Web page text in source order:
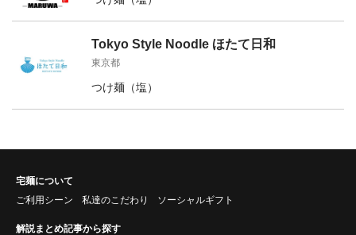
Tokyo Style Noodle ほたて日和
東京都
つけ麺（塩）
宅麺について
ご利用シーン
私達のこだわり ソーシャルギフト
解説まとめ記事から探す